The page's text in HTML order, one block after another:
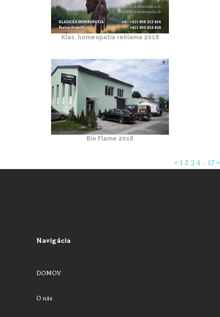
Klas. homeopatia reklama 2018
Bio Flame 2018
« 1 2 3 4 17 »
Navigácia
DOMOV
O nás